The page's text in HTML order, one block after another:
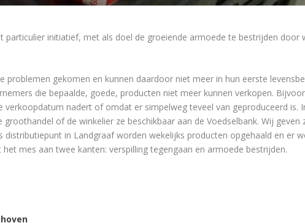
particulier initiatief, met als doel de groeiende armoede te bestrijden door
gekomen en kunnen daardoor niet meer in hun eerste
die bepaalde, goede, producten niet meer kunnen verkopen.
nadert of omdat er simpelweg teveel van geproduceerd is.
of de winkelier ze beschikbaar aan de Voedselbank. Wij geven
in Landgraaf worden wekelijks producten opgehaald en er
mes aan twee kanten: verspilling tegengaan en armoede bestrijden.